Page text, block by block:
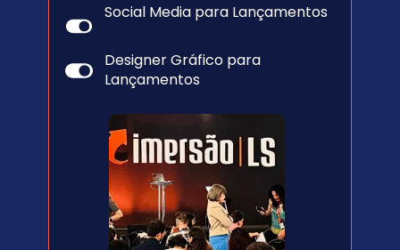
Social Media para Lançamentos
Designer Gráfico para
Lançamentos